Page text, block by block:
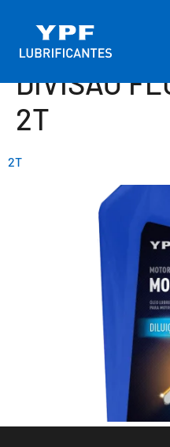
DIVISÃO
2T
2T